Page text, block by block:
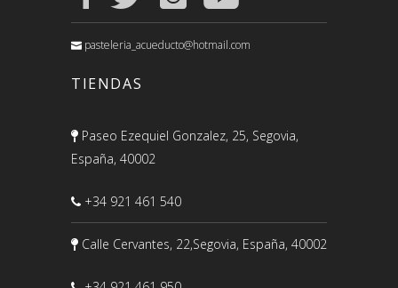
pasteleria_acueducto@hotmail.com
TIENDAS
Paseo Ezequiel Gonzalez, 25, Segovia,
España, 40002
+34 921 461 540
Calle Cervantes, 22,Segovia, España, 40002